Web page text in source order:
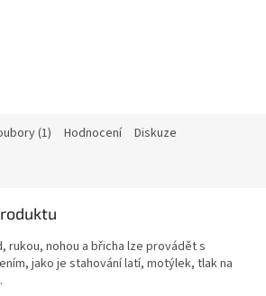
(1) Hodnocení Diskuze
rukou, nohou a břicha lze provádět s
jako je stahování latí, motýlek, tlak na